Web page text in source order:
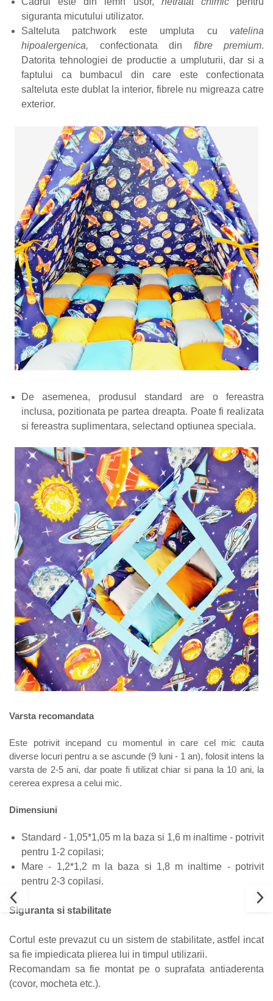
siguranta micutului utilizator.
Salteluta patchwork este umpluta cu vatelina
hipoalergenica, confectionata din fibre premium.
Datorita tehnologiei de productie a umpluturii, dar si a
faptului ca bumbacul din care este confectionata
salteluta este dublat la interior, fibrele nu migreaza catre
exterior.
De asemenea, produsul standard are o fereastra
inclusa, pozitionata pe partea dreapta. Poate fi realizata
si fereastra suplimentara, selectand optiunea speciala.
Varsta recomandata
Este potrivit incepand cu momentul in care cel mic cauta
diverse locuri pentru a se ascunde (9 luni - 1 an), folosit intens la
varsta de 2-5 ani, dar poate fi utilizat chiar si pana la 10 ani, la
cererea expresa a celui mic.
Dimensiuni
Standard - 1,05*1,05 m la baza si 1,6 m inaltime - potrivit
pentru 1-2 copilasi;
Mare - 1,2*1,2 m la baza si 1,8 m inaltime - potrivit
pentru 2-3 copilasi.
Siguranta si stabilitate
Cortul este prevazut cu un sistem de stabilitate, astfel incat
sa fie impiedicata plierea lui in timpul utilizarii.
Recomandam sa fie montat pe o suprafata antiaderenta
(covor, mocheta etc.).